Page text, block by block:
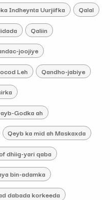
Indheynta Uurjiifka Qalal
Qaliin
joojiye
Leh Qandho-jabiye
Godka ah
Qeyb ka mid ah Maskaxda
dhiig-yari qaba
bin-adamka
dabada korkeeda